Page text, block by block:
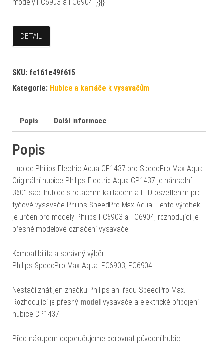
modely FC6903 a FC6904."}}]}
DETAIL
SKU: fc161e49f615
Kategorie: Hubice a kartáče k vysavačům
Popis Další informace
Popis
Hubice Philips Electric Aqua CP1437 pro SpeedPro Max Aqua
Originální hubice Philips Electric Aqua CP1437 je náhradní
360° sací hubice s rotačním kartáčem a LED osvětlením pro
tyčové vysavače Philips SpeedPro Max Aqua. Tento výrobek
je určen pro modely Philips FC6903 a FC6904; rozhodující je
přesné modelové označení vysavače.
Kompatibilita a správný výběr
Philips SpeedPro Max Aqua: FC6903, FC6904.
Nestačí znát jen značku Philips ani řadu SpeedPro Max.
Rozhodující je přesný model vysavače a elektrické připojení
hubice CP1437.
Před nákupem doporučujeme porovnat původní hubici,